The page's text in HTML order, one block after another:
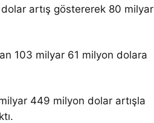
artış göstererek 80 milyar
103 milyar 61 milyon dolara
449 milyon dolar artışla